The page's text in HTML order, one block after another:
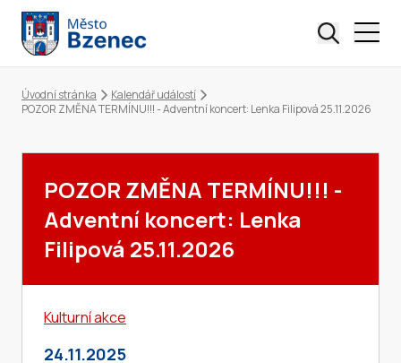
Drobečková navigace
Úvodní stránka
Kalendář událostí
POZOR ZMĚNA TERMÍNU!!! - Adventní koncert: Lenka Filipová 25.11.2026
POZOR ZMĚNA TERMÍNU!!! -
Adventní koncert: Lenka
Filipová 25.11.2026
Kulturní akce
24.11.2025